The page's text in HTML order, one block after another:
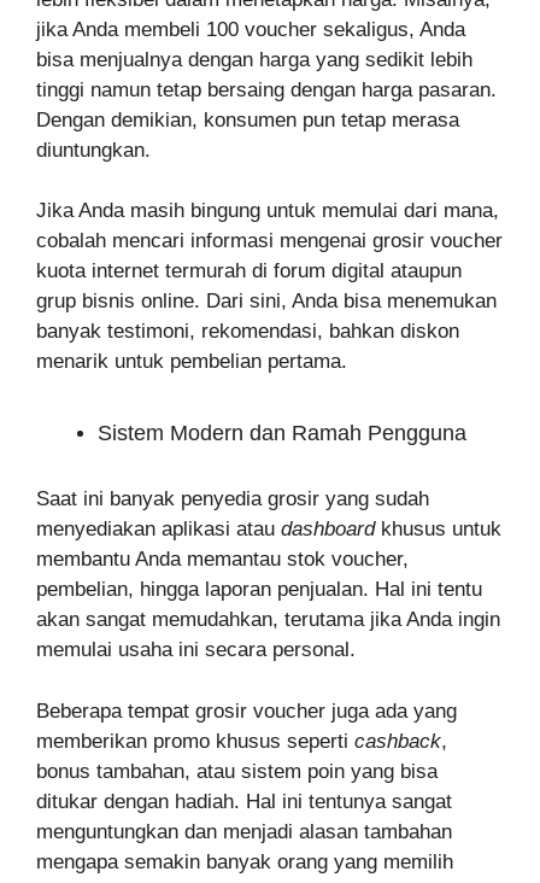
jika Anda membeli 100 voucher sekaligus, Anda
bisa menjualnya dengan harga yang sedikit lebih
tinggi namun tetap bersaing dengan harga pasaran.
Dengan demikian, konsumen pun tetap merasa
diuntungkan.
Jika Anda masih bingung untuk memulai dari mana,
cobalah mencari informasi mengenai grosir voucher
kuota internet termurah di forum digital ataupun
grup bisnis online. Dari sini, Anda bisa menemukan
banyak testimoni, rekomendasi, bahkan diskon
menarik untuk pembelian pertama.
Sistem Modern dan Ramah Pengguna
Saat ini banyak penyedia grosir yang sudah
menyediakan aplikasi atau dashboardkhusus untuk
membantu Anda memantau stok voucher,
pembelian, hingga laporan penjualan. Hal ini tentu
akan sangat memudahkan, terutama jika Anda ingin
memulai usaha ini secara personal.
Beberapa tempat grosir voucher juga ada yang
memberikan promo khusus seperti cashback,
bonus tambahan, atau sistem poin yang bisa
ditukar dengan hadiah. Hal ini tentunya sangat
menguntungkan dan menjadi alasan tambahan
mengapa semakin banyak orang yang memilih